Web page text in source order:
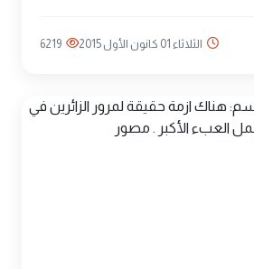
الثلاثاء 01 كانون الأول 2015 6219